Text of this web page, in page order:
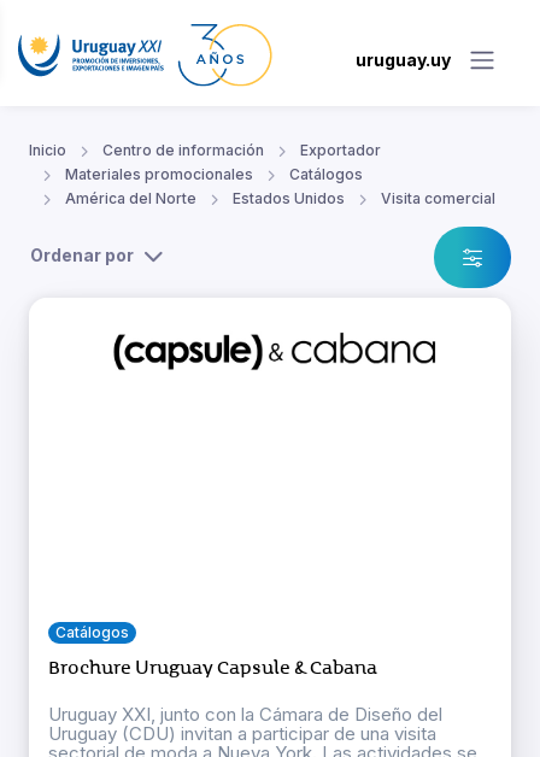
uruguay.uy
Inicio Centro de información
Exportador
Materiales promocionales
Catálogos
América del Norte
Estados Unidos Visita comercial
Ordenar por
Catálogos
Brochure Uruguay Capsule & Cabana
Uruguay XXI, junto con la Cámara de Diseño del
Uruguay (CDU) invitan a participar de una visita